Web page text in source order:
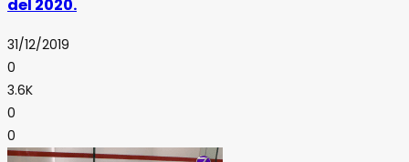
del 2020.
31/12/2019
0
3.6K
0
0